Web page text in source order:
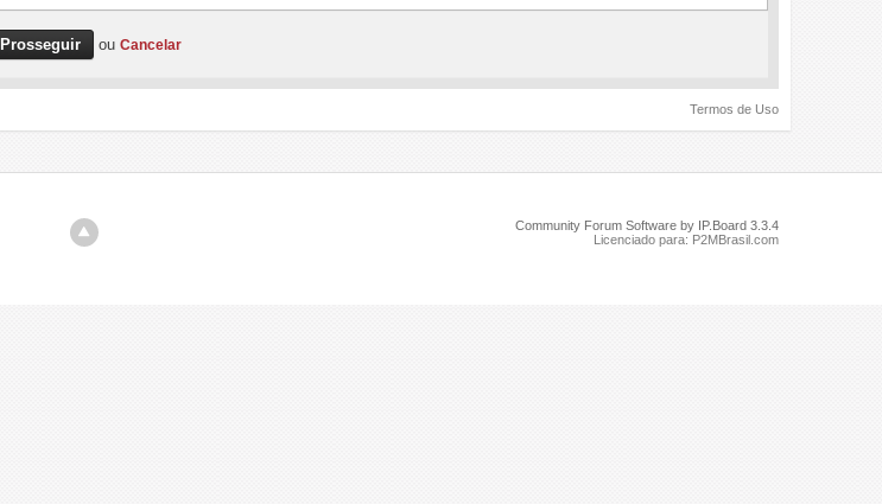
ou Cancelar
Termos de Uso
Community Forum Software by IP.Board 3.3.4
Licenciado para: P2MBrasil.com